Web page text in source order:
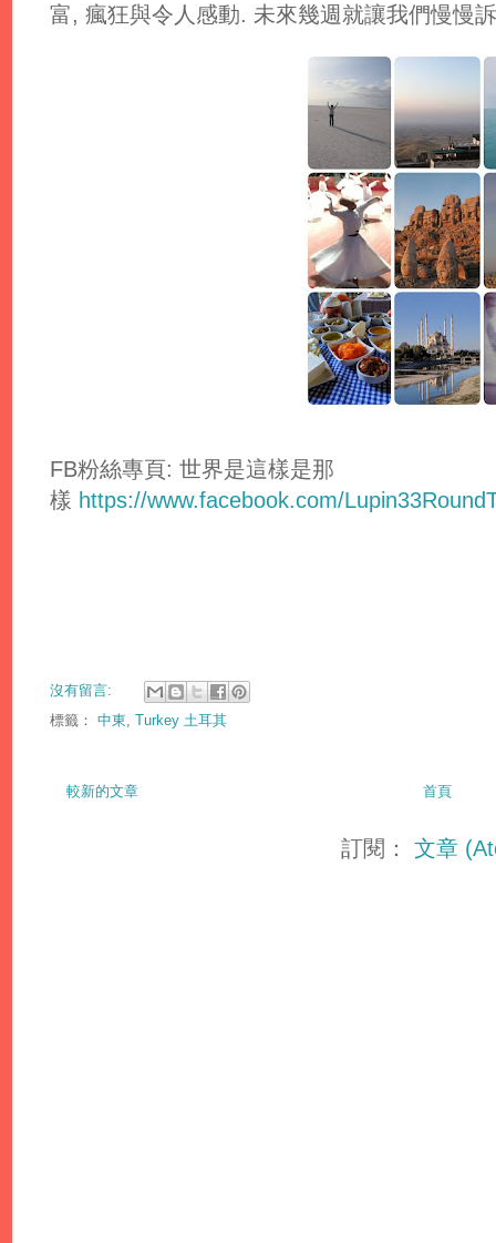
富, 瘋狂與令人感動. 未來幾週就讓我們慢慢
FB粉絲專頁: 世界是這樣是那
樣 https://www.facebook.com/
沒有留言:
標籤： 中東 Turkey 土耳其
較新的文章 首頁
訂閱：文章